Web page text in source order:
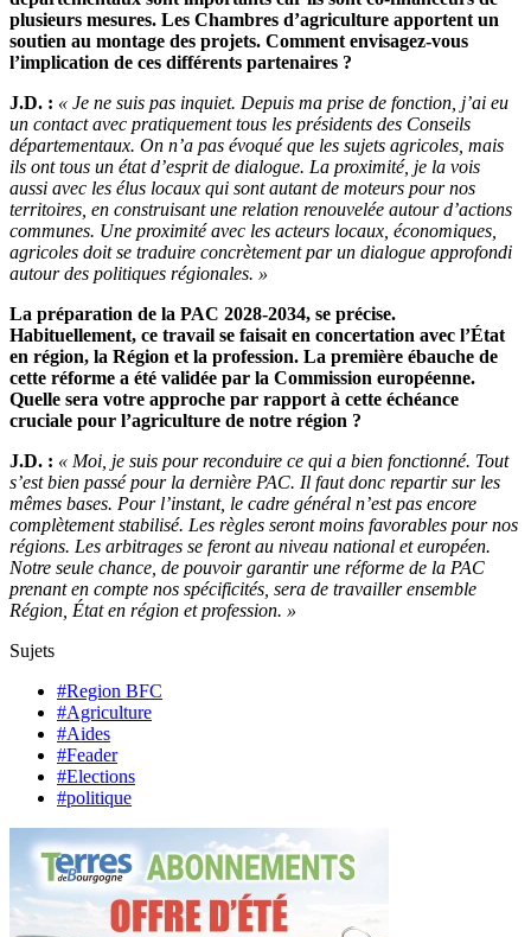
plusieurs mesures. Les Chambres d’agriculture apportent un
soutien au montage des projets. Comment envisagez-vous
l’implication de ces différents partenaires ?
J.D. : « Je ne suis pas inquiet. Depuis ma prise de fonction, j’ai eu
un contact avec pratiquement tous les présidents des Conseils
départementaux. On n’a pas évoqué que les sujets agricoles, mais
ils ont tous un état d’esprit de dialogue. La proximité, je la vois
aussi avec les élus locaux qui sont autant de moteurs pour nos
territoires, en construisant une relation renouvelée autour d’actions
communes. Une proximité avec les acteurs locaux, économiques,
agricoles doit se traduire concrètement par un dialogue approfondi
autour des politiques régionales. »
La préparation de la PAC 2028-2034, se précise.
Habituellement, ce travail se faisait en concertation avec l’État
en région, la Région et la profession. La première ébauche de
cette réforme a été validée par la Commission européenne.
Quelle sera votre approche par rapport à cette échéance
cruciale pour l’agriculture de notre région ?
J.D. : « Moi, je suis pour reconduire ce qui a bien fonctionné. Tout
s’est bien passé pour la dernière PAC. Il faut donc repartir sur les
mêmes bases. Pour l’instant, le cadre général n’est pas encore
complètement stabilisé. Les règles seront moins favorables pour nos
régions. Les arbitrages se feront au niveau national et européen.
Notre seule chance, de pouvoir garantir une réforme de la PAC
prenant en compte nos spécificités, sera de travailler ensemble
Région, État en région et profession. »
Sujets
#Region BFC
#Agriculture
#Aides
#Feader
#Elections
#politique